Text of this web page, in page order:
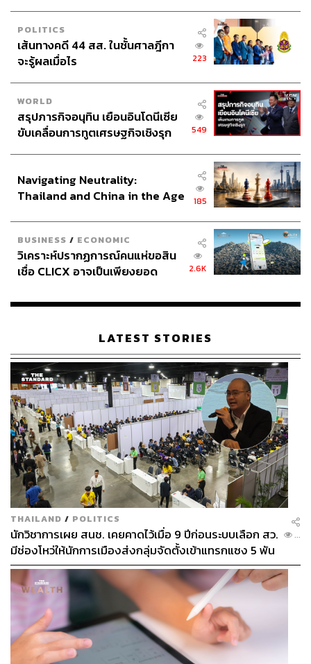
POLITICS
เส้นทางคดี 44 สส. ในชั้นศาลฎีกา
จะรู้ผลเมื่อไร
223
WORLD
สรุปภารกิจอนุทิน เยือนอินโดนีเซีย
ขับเคลื่อนการทูตเศรษฐกิจเชิงรุก
549
Navigating Neutrality:
Thailand and China in the Age
185
BUSINESS / ECONOMIC
วิเคราะห์ปรากฏการณ์คนแห่ขอสิน
เชื่อ CLICX อาจเป็นเพียงยอด
เรือนไทยที่ถูกซุกไว้
2.6K
LATEST STORIES
THAILAND / POLITICS
นักวิชาการเผย สนช. เคยคาดไว้เมื่อ 9 ปีก่อนระบบเลือก สว.
มีช่องโหว่ให้นักการเมืองส่งกลุ่มจัดตั้งเข้าแทรกแซง 5 พัน
ล้านยึดประเทศได้
...